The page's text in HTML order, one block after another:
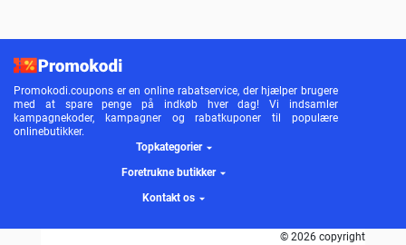
Promokodi.coupons er en online rabatservice, der hjælper brugere
med at spare penge på indkøb hver dag! Vi indsamler
kampagnekoder, kampagner og rabatkuponer til populære
onlinebutikker.
Topkategorier
Foretrukne butikker
Kontakt os
© 2026 copyright